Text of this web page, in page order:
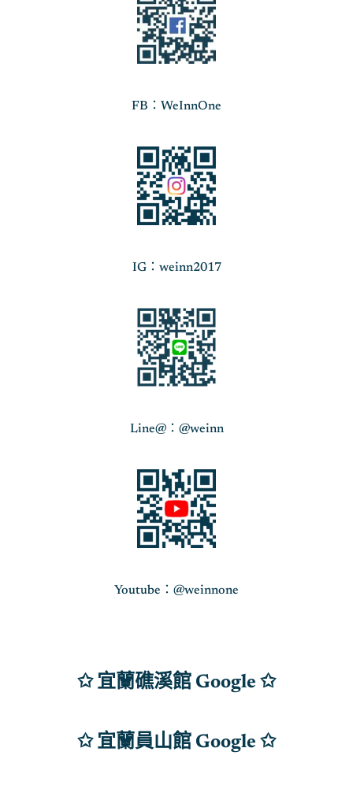
FB：WeInnOne
IG：weinn2017
Line@：@weinn
Youtube：@weinnone
✩ 宜蘭礁溪館 Google ✩
✩ 宜蘭員山館 Google ✩